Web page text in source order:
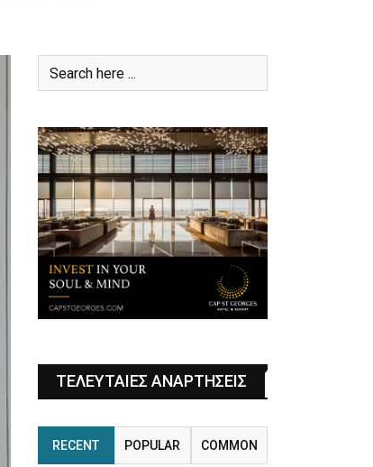
ΤΕΛΕΥΤΑΙΕΣ ΑΝΑΡΤΗΣΕΙΣ
RECENT POPULAR COMMON